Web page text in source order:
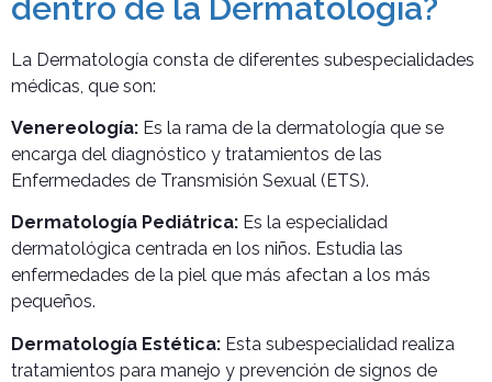
dentro de la Dermatología?
La Dermatología consta de diferentes subespecialidades
médicas, que son:
Venereología: Es la rama de la dermatología que se
encarga del diagnóstico y tratamientos de las
Enfermedades de Transmisión Sexual (ETS).
Dermatología Pediátrica: Es la especialidad
dermatológica centrada en los niños. Estudia las
enfermedades de la piel que más afectan a los más
pequeños.
Dermatología Estética: Esta subespecialidad realiza
tratamientos para manejo y prevención de signos de